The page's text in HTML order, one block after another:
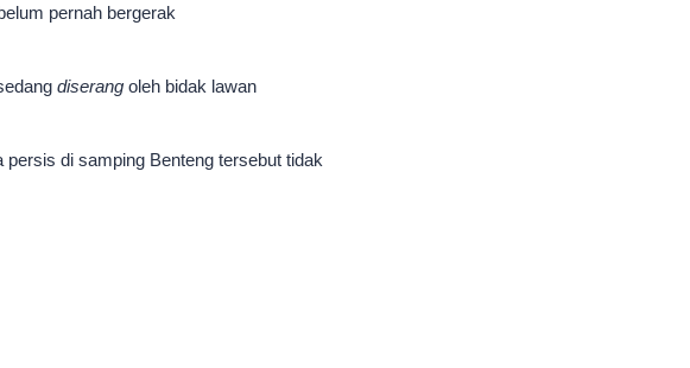
pernah bergerak
diserang oleh bidak lawan
di samping Benteng tersebut tidak